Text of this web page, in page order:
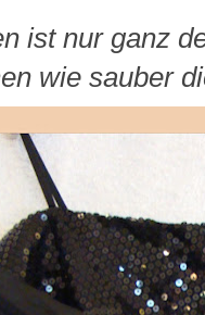
ist nur ganz
wie sauber